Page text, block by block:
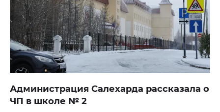
Администрация Салехарда рассказала о
ЧП в школе № 2